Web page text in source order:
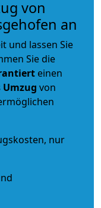
von
an
und lassen Sie
Sie die
einen
Umzug von
nur